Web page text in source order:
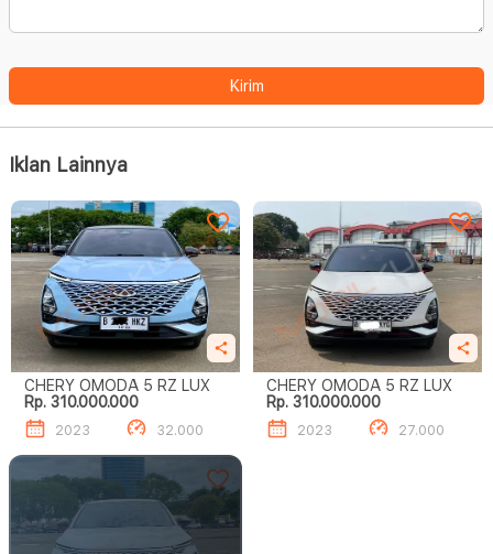
Kirim
Iklan Lainnya
CHERY OMODA 5 RZ LUX
Rp. 310.000.000
2023 32.000
CHERY OMODA 5 RZ LUX
Rp. 310.000.000
2023 27.000